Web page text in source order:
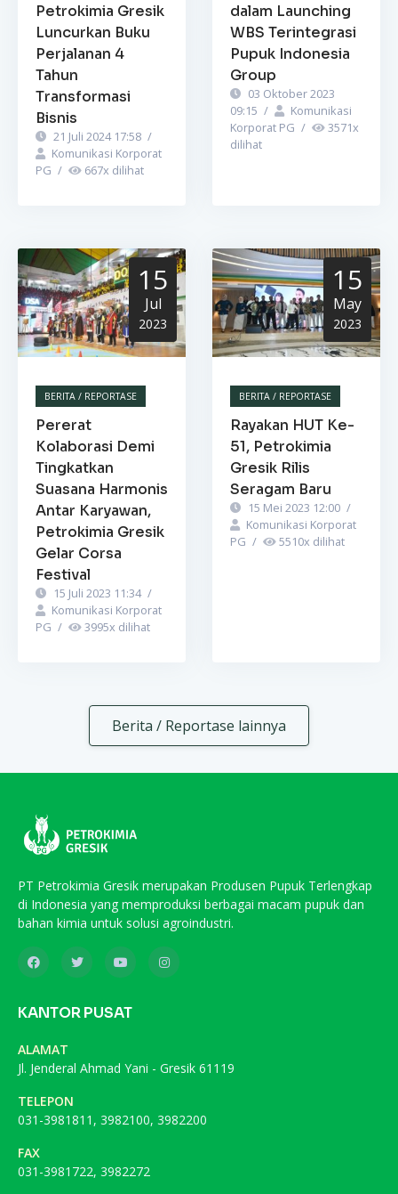
Petrokimia Gresik
Luncurkan Buku
Perjalanan 4
Tahun
Transformasi
Bisnis
21 Juli 2024 17:58 /
Komunikasi Korporat
PG / 667x dilihat
dalam Launching
WBS Terintegrasi
Pupuk Indonesia
Group
03 Oktober 2023
09:15 /
Komunikasi
Korporat PG / 3571x
dilihat
15
Jul
2023
BERITA / REPORTASE
Pererat
Kolaborasi Demi
Tingkatkan
Suasana Harmonis
Antar Karyawan,
Petrokimia Gresik
Gelar Corsa
Festival
15 Juli 2023 11:34 /
Komunikasi Korporat
PG / 3995x dilihat
15
May
2023
BERITA / REPORTASE
Rayakan HUT Ke-
51, Petrokimia
Gresik Rilis
Seragam Baru
15 Mei 2023 12:00 /
Komunikasi Korporat
PG / 5510x dilihat
Berita / Reportase lainnya
PT Petrokimia Gresik merupakan Produsen Pupuk Terlengkap
di Indonesia yang memproduksi berbagai macam pupuk dan
bahan kimia untuk solusi agroindustri.
KANTOR PUSAT
ALAMAT
Jl. Jenderal Ahmad Yani - Gresik 61119
TELEPON
031-3981811, 3982100, 3982200
FAX
031-3981722, 3982272